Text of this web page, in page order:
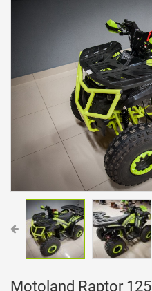
Motoland Raptor 125